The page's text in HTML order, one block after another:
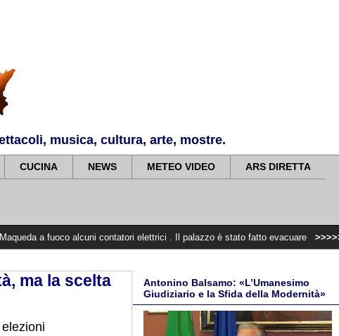
musica, cultura, arte, mostre.
CUCINA NEWS METEO VIDEO ARS DIRETTA
alcuni contatori elettrici . Il palazzo è stato fatto evacuare >>>>> 37 anni fa
ma la scelta
Antonino Balsamo: «L’Umanesimo
Giudiziario e la Sfida della Modernità»